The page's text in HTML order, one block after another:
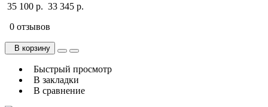
35 100 р. 33 345 р.
0 отзывов
В корзину
Быстрый просмотр
В закладки
В сравнение